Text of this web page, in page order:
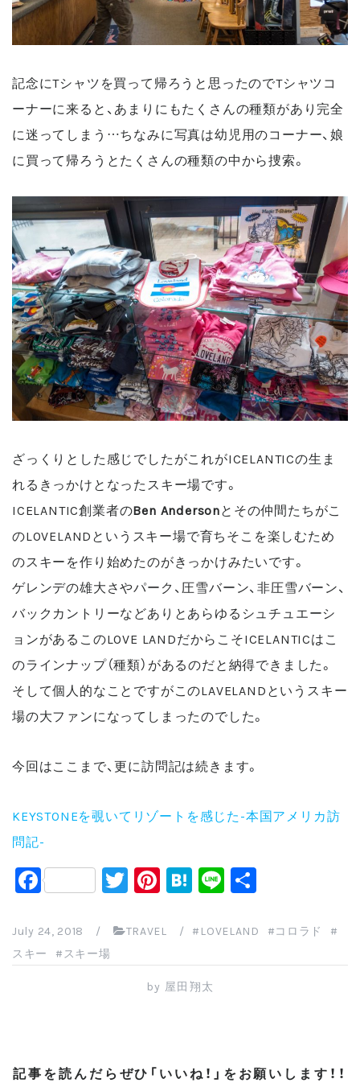
記念にTシャツを買って帰ろうと思ったのでTシャツコ
ーナーに来ると、あまりにもたくさんの種類があり完全
に迷ってしまう…ちなみに写真は幼児用のコーナー、娘
に買って帰ろうとたくさんの種類の中から捜索。
ざっくりとした感じでしたがこれがICELANTICの生ま
れるきっかけとなったスキー場です。
ICELANTIC創業者のBen Andersonとその仲間たちがこ
のLOVELANDというスキー場で育ちそこを楽しむため
のスキーを作り始めたのがきっかけみたいです。
ゲレンデの雄大さやパーク、圧雪バーン、非圧雪バーン、
バックカントリーなどありとあらゆるシュチュエーシ
ョンがあるこのLOVE LANDだからこそICELANTICはこ
のラインナップ（種類）があるのだと納得できました。
そして個人的なことですがこのLAVELANDというスキー
場の大ファンになってしまったのでした。
今回はここまで、更に訪問記は続きます。
KEYSTONEを覗いてリゾートを感じた-本国アメリカ訪
問記-
F
a
c
e
k
T
wi
tt
er
Pi
nt
er
e
st
H
at
e
n
a
Li
n
e
July 24, 2018 / TRAVEL / LOVELAND
コロラド
スキー
スキー場
by 屋田翔太
記事を読んだらぜひ「いいね！」をお願いします！！